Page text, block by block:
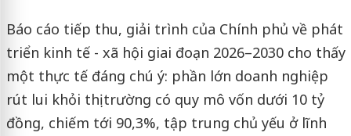
Báo cáo tiếp thu, giải trình của Chính phủ về phát
triển kinh tế - xã hội giai đoạn 2026–2030 cho thấy
một thực tế đáng chú ý: phần lớn doanh nghiệp
rút lui khỏi thị trường có quy mô vốn dưới 10 tỷ
đồng, chiếm tới 90,3%, tập trung chủ yếu ở lĩnh